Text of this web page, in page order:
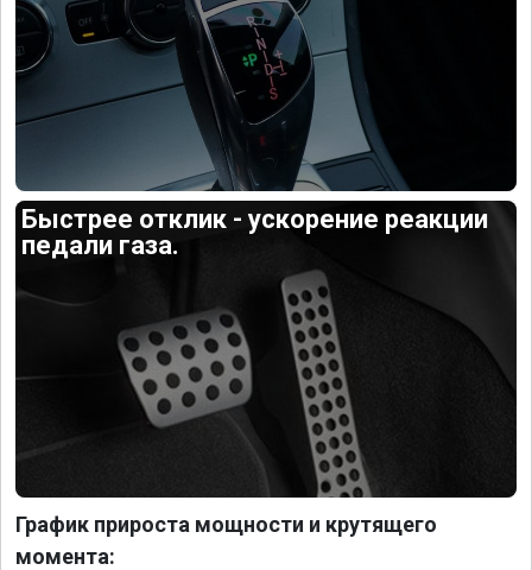
Быстрее отклик - ускорение реакции
педали газа.
График прироста мощности и крутящего
момента: